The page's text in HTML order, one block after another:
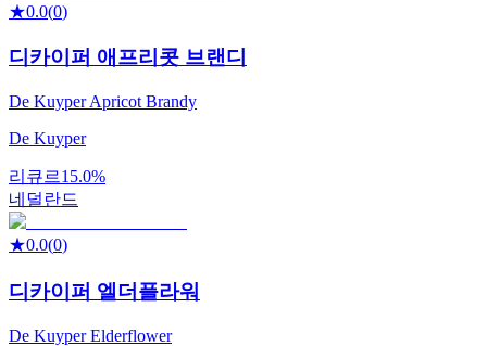
★0.0(0)
디카이퍼 애프리콧 브랜디
De Kuyper Apricot Brandy
De Kuyper
리큐르15.0%
네덜란드
★0.0(0)
디카이퍼 엘더플라워
De Kuyper Elderflower